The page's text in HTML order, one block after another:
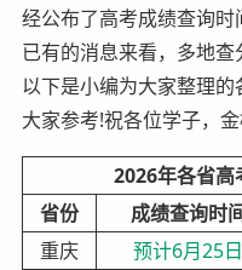
经公布了高考成绩查询
已有的消息来看，多地查
以下是小编为大家整理
大家参考!祝各位学子，金
2026年各省高
省份
成绩查询时
重庆
预计6月25日